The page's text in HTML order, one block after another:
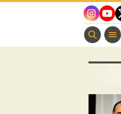
youtube
instagram
منوعات مسيحية